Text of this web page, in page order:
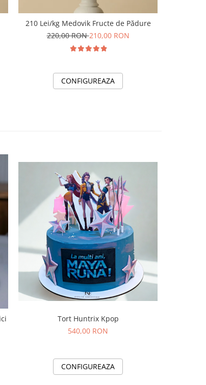
210 Lei/kg Medovik Fructe de Pădure
220,00 RON210,00 RON
CONFIGUREAZA
Tort Huntrix Kpop
540,00 RON
CONFIGUREAZA